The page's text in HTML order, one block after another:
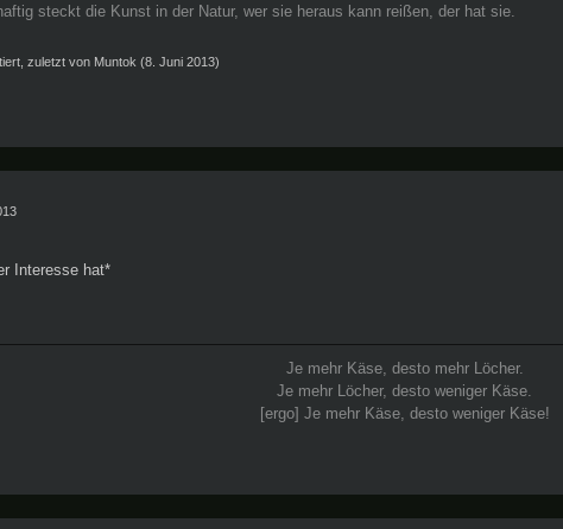
steckt die Kunst in der Natur, wer sie heraus kann reißen, der hat sie.
zuletzt von Muntok (8. Juni 2013)
Interesse hat*
Je mehr Käse, desto mehr Löcher.
Je mehr Löcher, desto weniger Käse.
[ergo] Je mehr Käse, desto weniger Käse!